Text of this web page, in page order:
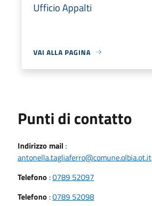
Ufficio Appalti
VAI ALLA PAGINA
Punti di contatto
Indirizzo mail :
antonella.tagliaferro@comune.olbia.ot.it
Telefono :0789 52097
Telefono :0789 52098